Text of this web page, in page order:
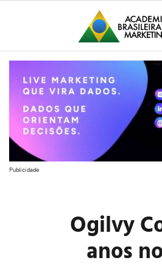
Publicidade
Ogilvy
anos